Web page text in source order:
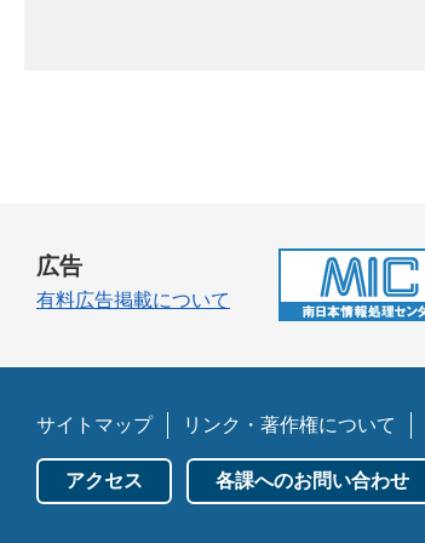
広告
有料広告掲載について
サイトマップ リンク・著作権について
アクセス 各課へのお問い合わせ